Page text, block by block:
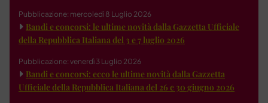
Pubblicazione: mercoledì 8 Luglio 2026
Bandi e concorsi: le ultime novità dalla Gazzetta Ufficiale
della Repubblica Italiana del 3 e 7 luglio 2026
Pubblicazione: venerdì 3 Luglio 2026
Bandi e concorsi: ecco le ultime novità dalla Gazzetta
Ufficiale della Repubblica Italiana del 26 e 30 giugno 2026